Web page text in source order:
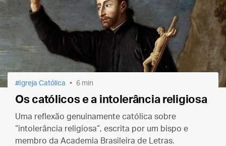
Igreja Católica 6 min
Os católicos e a intolerância religiosa
Uma reflexão genuinamente católica sobre
“intolerância religiosa”, escrita por um bispo e
membro da Academia Brasileira de Letras.